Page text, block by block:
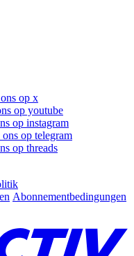
op x
op youtube
op instagram
op telegram
op threads
Abonnementbedingungen